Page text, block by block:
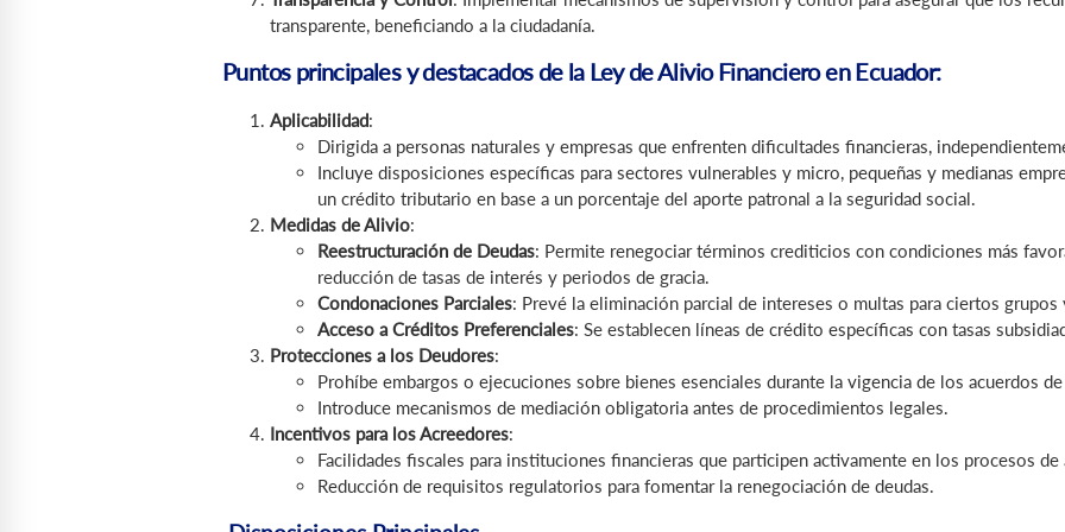
transparente, beneficiando a la ciudadanía.
Puntos principales y destacados de la Ley de Alivio Financiero en Ecuador:
Aplicabilidad:
Dirigida a personas naturales y empresas que enfrenten dificultades financieras,
Incluye disposiciones específicas para sectores vulnerables y micro, pequeñas y medianas
un crédito tributario en base a un porcentaje del aporte patronal a la seguridad social.
Medidas de Alivio:
Reestructuración de Deudas: Permite renegociar términos crediticios con condiciones más
reducción de tasas de interés y periodos de gracia.
Condonaciones Parciales: Prevé la eliminación parcial de intereses o multas para ciertos grupos
Acceso a Créditos Preferenciales: Se establecen líneas de crédito específicas con tasas
Protecciones a los Deudores:
Prohíbe embargos o ejecuciones sobre bienes esenciales durante la vigencia de los acuerdos
Introduce mecanismos de mediación obligatoria antes de procedimientos legales.
Incentivos para los Acreedores:
Facilidades fiscales para instituciones financieras que participen activamente en los procesos
Reducción de requisitos regulatorios para fomentar la renegociación de deudas.